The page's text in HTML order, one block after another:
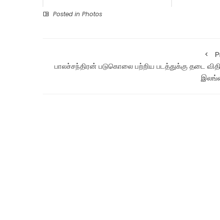
Posted in Photos
பாலச்சந்திரன் படுகொலை பற்றிய படத்துக்கு தடை